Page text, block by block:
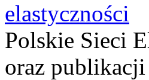
elastyczności
Polskie Sieci
oraz publikacji